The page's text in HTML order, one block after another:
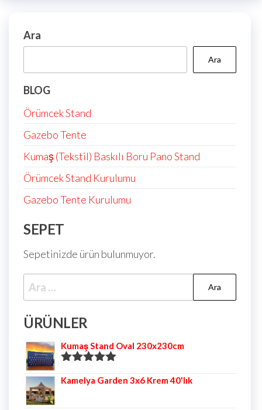
Ara
Ara
BLOG
Örümcek Stand
Gazebo Tente
Kumaş (Tekstil) Baskılı Boru Pano Stand
Örümcek Stand Kurulumu
Gazebo Tente Kurulumu
SEPET
Sepetinizde ürün bulunmuyor.
ÜRÜNLER
Kumaş Stand Oval 230x230cm
5.00oy aldı
Kamelya Garden 3x6 Krem 40'lık